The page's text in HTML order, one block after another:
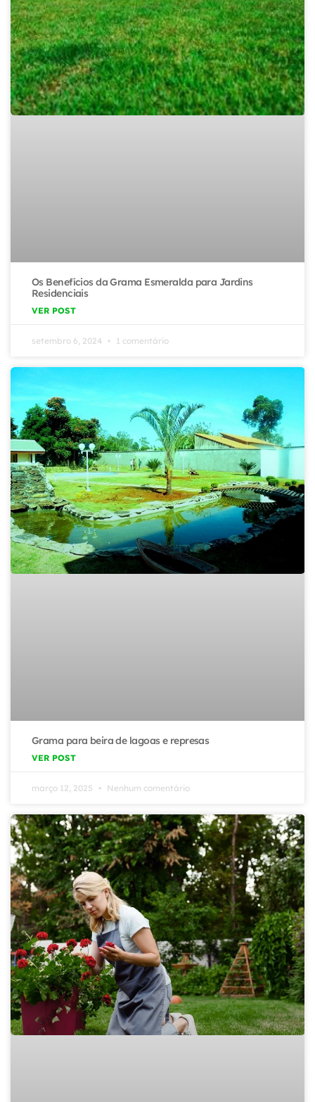
Os Benefícios da Grama Esmeralda para Jardins
Residenciais
VER POST
setembro 6, 2024 1 comentário
Grama para beira de lagoas e represas
VER POST
março 12, 2025 Nenhum comentário